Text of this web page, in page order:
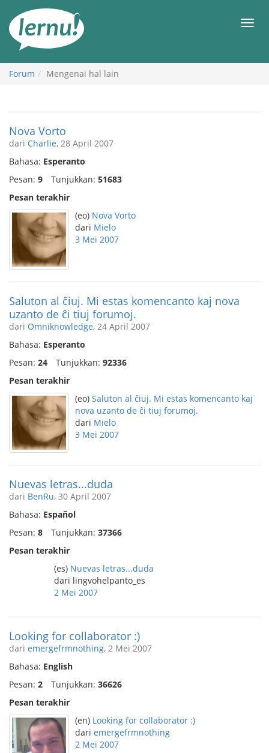
daftar
Forum Mengenai hal lain
Nova Vorto
dari Charlie, 28 April 2007
Bahasa: Esperanto
Pesan: 9 Tunjukkan: 51683
Pesan terakhir
(eo) Nova Vorto
dari Mielo
3 Mei 2007
Saluton al ĉiuj. Mi estas komencanto kaj nova
uzanto de ĉi tiuj forumoj.
dari Omniknowledge, 24 April 2007
Bahasa: Esperanto
Pesan: 24 Tunjukkan: 92336
Pesan terakhir
(eo) Saluton al ĉiuj. Mi estas komencanto kaj
nova uzanto de ĉi tiuj forumoj.
dari Mielo
3 Mei 2007
Nuevas letras...duda
dari BenRu, 30 April 2007
Bahasa: Español
Pesan: 8 Tunjukkan: 37366
Pesan terakhir
(es) Nuevas letras...duda
dari lingvohelpanto_es
2 Mei 2007
Looking for collaborator :)
dari emergefrmnothing, 2 Mei 2007
Bahasa: English
Pesan: 2 Tunjukkan: 36626
Pesan terakhir
(en) Looking for collaborator :)
dari emergefrmnothing
2 Mei 2007